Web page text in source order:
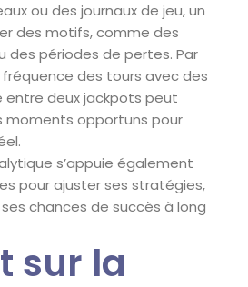
ou des journaux de jeu, un
des motifs, comme des
des périodes de pertes. Par
des tours avec des
entre deux jackpots peut
moments opportuns pour
s’appuie également
pour ajuster ses stratégies,
chances de succès à long
sur la